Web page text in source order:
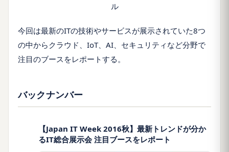
ル
今回は最新のITの技術やサービスが展示されていた8つ
の中からクラウド、IoT、AI、セキュリティなど分野で
注目のブースをレポートする。
バックナンバー
【Japan IT Week 2016秋】最新トレンドが分か
るIT総合展示会 注目ブースをレポート